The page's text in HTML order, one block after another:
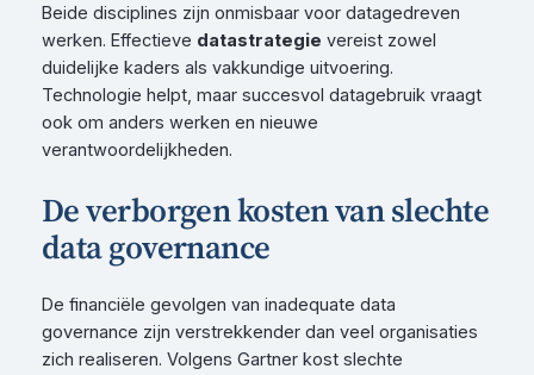
Beide disciplines zijn onmisbaar voor datagedreven
werken. Effectieve datastrategie vereist zowel
duidelijke kaders als vakkundige uitvoering.
Technologie helpt, maar succesvol datagebruik vraagt
ook om anders werken en nieuwe
verantwoordelijkheden.
De verborgen kosten van slechte
data governance
De financiële gevolgen van inadequate data
governance zijn verstrekkender dan veel organisaties
zich realiseren. Volgens Gartner kost slechte